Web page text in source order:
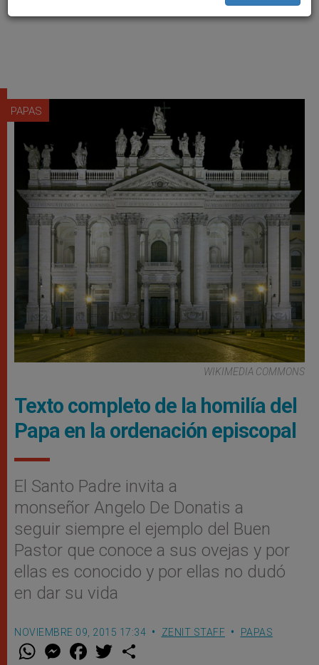
PAPAS
WIKIMEDIA COMMONS
Texto completo de la homilía del
Papa en la ordenación episcopal
El Santo Padre invita a
monseñor Angelo De Donatis a
seguir siempre el ejemplo del Buen
Pastor que conoce a sus ovejas y por
ellas es conocido y por ellas no dudó
en dar su vida
NOVIEMBRE 09, 2015 17:34 ZENIT STAFF PAPAS
W M
e
F
a w